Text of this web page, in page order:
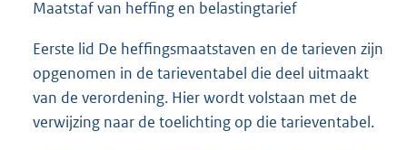
Maatstaf van heffing en belastingtarief
Eerste lid De heffingsmaatstaven en de tarieven zijn
opgenomen in de tarieventabel die deel uitmaakt
van de verordening. Hier wordt volstaan met de
verwijzing naar de toelichting op die tarieventabel.